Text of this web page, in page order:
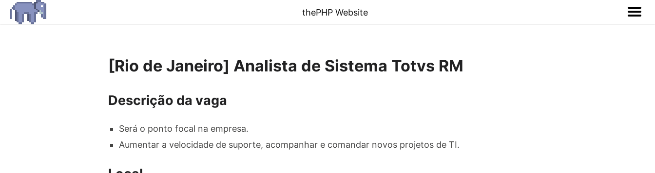
thePHP Website
[Rio de Janeiro] Analista de Sistema Totvs RM
Descrição da vaga
Será o ponto focal na empresa.
Aumentar a velocidade de suporte, acompanhar e comandar novos projetos de TI.